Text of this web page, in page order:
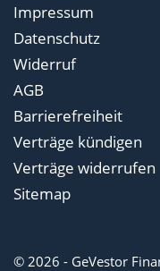
Impressum
Datenschutz
Widerruf
AGB
Barrierefreiheit
Verträge kündigen
Verträge widerrufen
Sitemap
© 2026 - GeVestor